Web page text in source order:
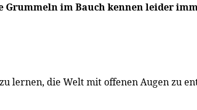
Grummeln im Bauch kennen leider
lernen, die Welt mit offenen Augen zu